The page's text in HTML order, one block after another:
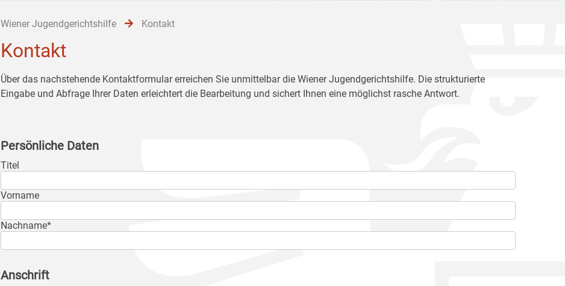
Wiener Jugendgerichtshilfe Kontakt
Kontakt
Über das nachstehende Kontaktformular erreichen Sie unmittelbar die Wiener Jugendgerichtshilfe. Die strukturierte
Eingabe und Abfrage Ihrer Daten erleichtert die Bearbeitung und sichert Ihnen eine möglichst rasche Antwort.
Persönliche Daten
Titel
Vorname
Nachname*
Anschrift